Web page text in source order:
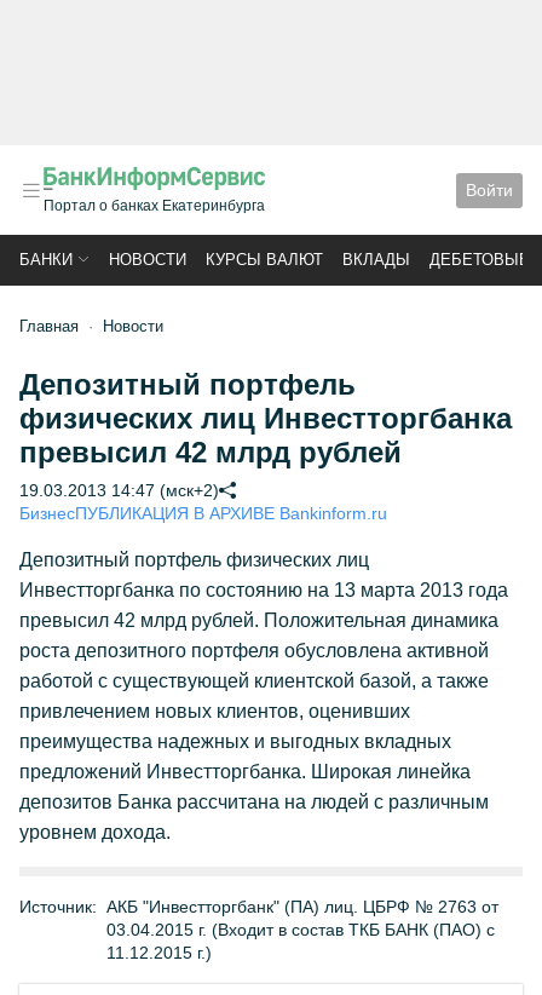
Портал о банках Екатеринбурга
Войти
БАНКИ НОВОСТИ КУРСЫ ВАЛЮТ ВКЛАДЫ ДЕБЕТОВЫЕ
Главная Новости
Депозитный портфель
физических лиц Инвестторгбанка
превысил 42 млрд рублей
19.03.2013 14:47 (мск+2)
БизнесПУБЛИКАЦИЯ В АРХИВЕ Bankinform.ru
Депозитный портфель физических лиц
Инвестторгбанка по состоянию на 13 марта 2013 года
превысил 42 млрд рублей. Положительная динамика
роста депозитного портфеля обусловлена активной
работой с существующей клиентской базой, а также
привлечением новых клиентов, оценивших
преимущества надежных и выгодных вкладных
предложений Инвестторгбанка. Широкая линейка
депозитов Банка рассчитана на людей с различным
уровнем дохода.
Источник: АКБ "Инвестторгбанк" (ПА) лиц. ЦБРФ № 2763 от
03.04.2015 г. (Входит в состав ТКБ БАНК (ПАО) с
11.12.2015 г.)